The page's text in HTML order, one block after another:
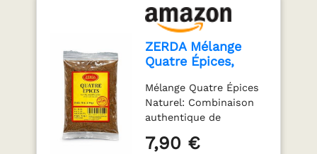
ZERDA Mélange
Quatre Épices,
Cannelle
Gingembre Girofle
et Noix de
Muscade, 100g
Mélange Quatre Épices
Naturel: Combinaison
authentique de
girofle et noix de
7,90 €